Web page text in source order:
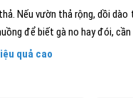
Nếu vườn thả rộng, dồi
để biết gà no hay đói,
quả cao